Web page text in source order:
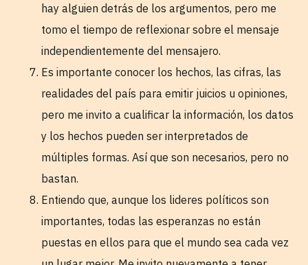
hay alguien detrás de los argumentos, pero me
tomo el tiempo de reflexionar sobre el mensaje
independientemente del mensajero.
Es importante conocer los hechos, las cifras, las
realidades del país para emitir juicios u opiniones,
pero me invito a cualificar la información, los datos
y los hechos pueden ser interpretados de
múltiples formas. Así que son necesarios, pero no
bastan.
Entiendo que, aunque los lideres políticos son
importantes, todas las esperanzas no están
puestas en ellos para que el mundo sea cada vez